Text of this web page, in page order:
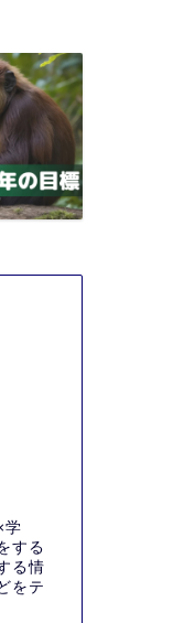
学
する
る情
をテ